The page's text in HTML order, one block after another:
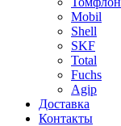
Mobil
Shell
SKF
Total
Fuchs
Agip
Доставка
Контакты